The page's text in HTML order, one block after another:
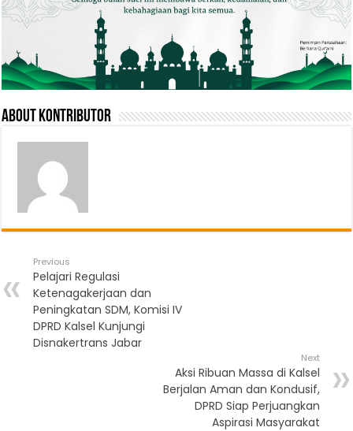
About Kontributor
Previous
Pelajari Regulasi
Ketenagakerjaan dan
Peningkatan SDM, Komisi IV
DPRD Kalsel Kunjungi
Disnakertrans Jabar
Next
Aksi Ribuan Massa di Kalsel
Berjalan Aman dan Kondusif,
DPRD Siap Perjuangkan
Aspirasi Masyarakat